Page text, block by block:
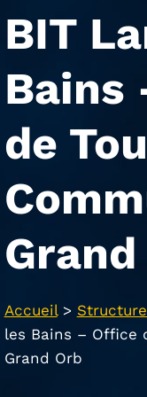
BIT
Bains
de
Accueil>
les Bains – Office
Grand Orb